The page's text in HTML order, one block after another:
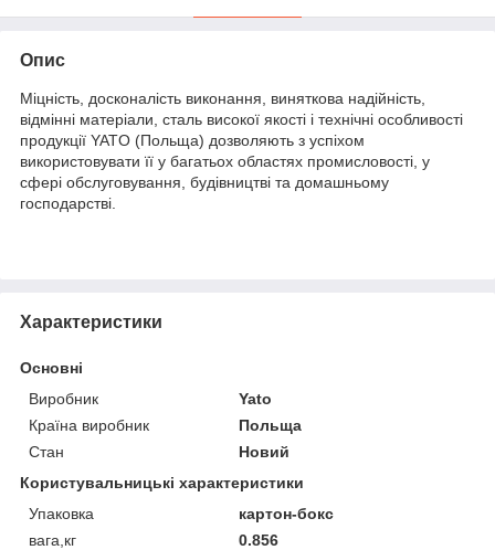
Опис
Міцність, досконалість виконання, виняткова надійність,
відмінні матеріали, сталь високої якості і технічні особливості
продукції YATO (Польща) дозволяють з успіхом
використовувати її у багатьох областях промисловості, у
сфері обслуговування, будівництві та домашньому
господарстві.
Характеристики
Основні
Виробник
Yato
Країна виробник
Польща
Стан
Новий
Користувальницькі характеристики
Упаковка
картон-бокс
вага,кг
0.856